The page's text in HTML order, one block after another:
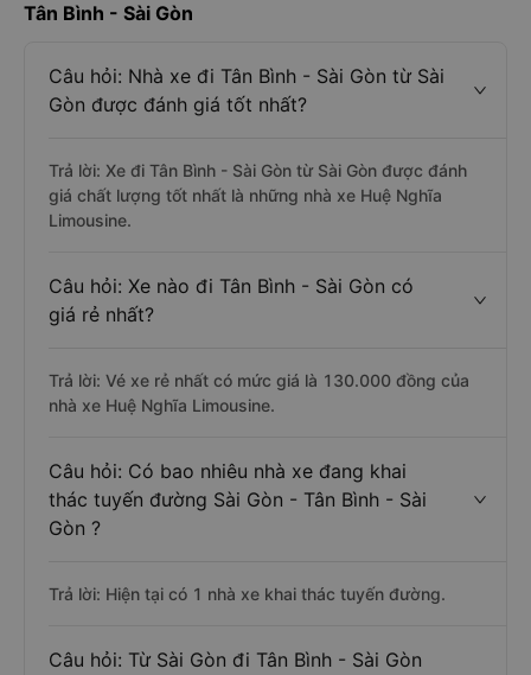
Tân Bình - Sài Gòn
Câu hỏi: Nhà xe đi Tân Bình - Sài Gòn từ Sài
Gòn được đánh giá tốt nhất?
Trả lời: Xe đi Tân Bình - Sài Gòn từ Sài Gòn được đánh
giá chất lượng tốt nhất là những nhà xe Huệ Nghĩa
Limousine.
Câu hỏi: Xe nào đi Tân Bình - Sài Gòn có
giá rẻ nhất?
Trả lời: Vé xe rẻ nhất có mức giá là 130.000 đồng của
nhà xe Huệ Nghĩa Limousine.
Câu hỏi: Có bao nhiêu nhà xe đang khai
thác tuyến đường Sài Gòn - Tân Bình - Sài
Gòn ?
Trả lời: Hiện tại có 1 nhà xe khai thác tuyến đường.
Câu hỏi: Từ Sài Gòn đi Tân Bình - Sài Gòn